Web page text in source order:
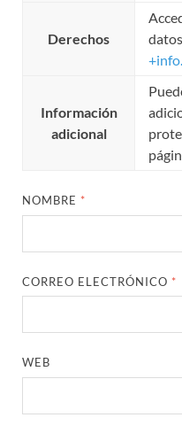
Derechos
Información
adicional
NOMBRE *
CORREO ELECTRÓNICO *
WEB